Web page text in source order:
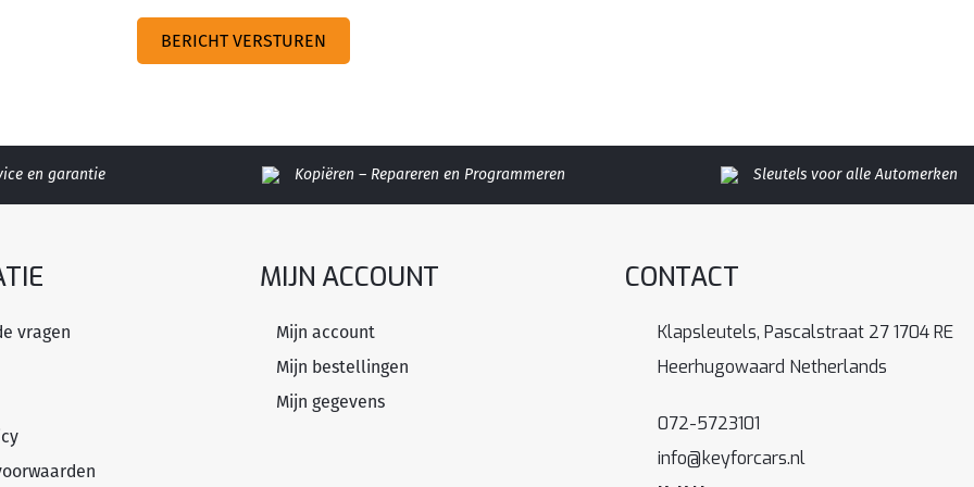
en garantie Kopiëren – Repareren en Programmeren Sleutels voor alle Automerken
vragen
MIJN ACCOUNT
Mijn account
Mijn bestellingen
Mijn gegevens
CONTACT
Klapsleutels, Pascalstraat 27 1704 RE
Heerhugowaard Netherlands
072-5723101
info@keyforcars.nl